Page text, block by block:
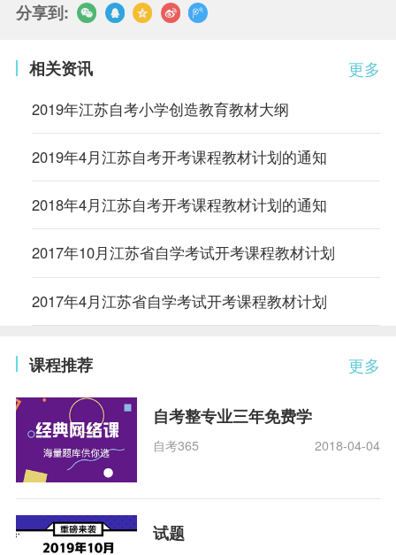
分享到:
更多
相关资讯
2019年江苏自考小学创造教育教材大纲
2019年4月江苏自考开考课程教材计划的通知
2018年4月江苏自考开考课程教材计划的通知
2017年10月江苏省自学考试开考课程教材计划
2017年4月江苏省自学考试开考课程教材计划
更多
课程推荐
自考整专业三年免费学
自考365 2018-04-04
试题